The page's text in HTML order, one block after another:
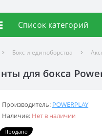
Список категорий
Бокс и единоборства
для бокса
Производитель: POWERPLAY
Наличие: Нет в наличии
Продано